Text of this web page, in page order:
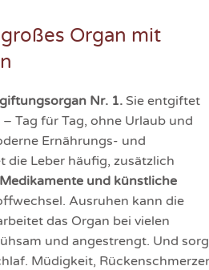
Organ mit
Nr. 1. Sie entgiftet
Tag für Tag, ohne Urlaub und
Ernährungs- und
die Leber häufig, zusätzlich
und künstliche
Ausruhen kann die
das Organ bei vielen
und angestrengt. Und
Müdigkeit,